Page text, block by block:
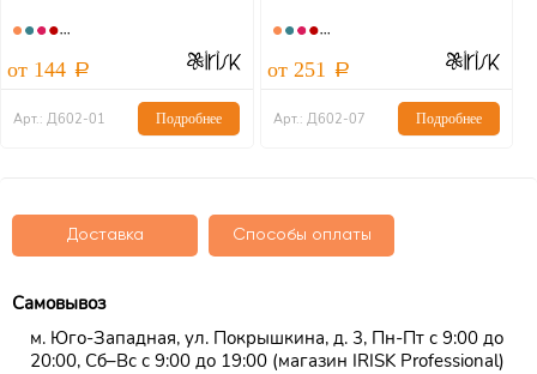
от 144
Арт.: Д602-01 Подробнее
от 251
Арт.: Д602-07 Подробнее
Доставка Способы оплаты
Самовывоз
м. Юго-Западная, ул. Покрышкина, д. 3, Пн-Пт с 9:00 до
20:00, Сб–Вс с 9:00 до 19:00 (магазин IRISK Professional)